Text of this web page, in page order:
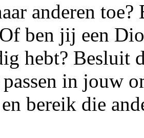
anderen
ben jij een
hebt? Besluit
in jouw
bereik die